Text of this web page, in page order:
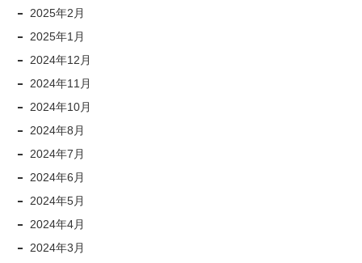
2025年2月
2025年1月
2024年12月
2024年11月
2024年10月
2024年8月
2024年7月
2024年6月
2024年5月
2024年4月
2024年3月